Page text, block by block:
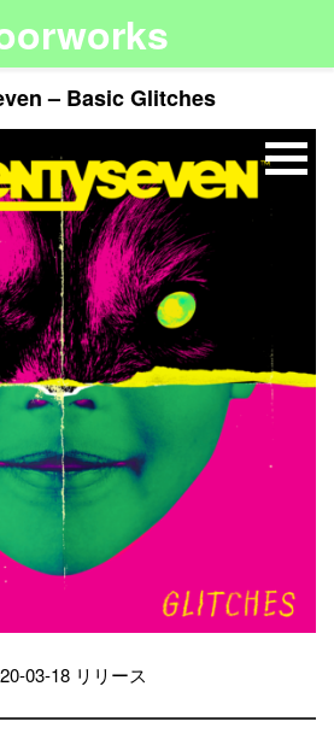
– Basic Glitches
03-18 リリース